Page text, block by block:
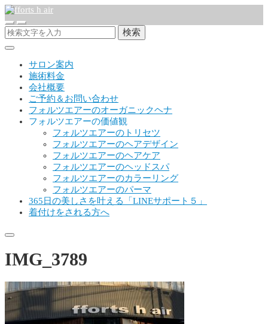
検索
サロン案内
施術料金
会社概要
ご予約＆お問い合わせ
フォルツエアーのオーガニックヘナ
フォルツエアーの価値観
フォルツエアーのトリセツ
フォルツエアーのヘアデザイン
フォルツエアーのヘアケア
フォルツエアーのヘッドスパ
フォルツエアーのカラーリング
フォルツエアーのパーマ
365日の美しさを叶える「LINEサポート５」
着付けをされる方へ
IMG_3789